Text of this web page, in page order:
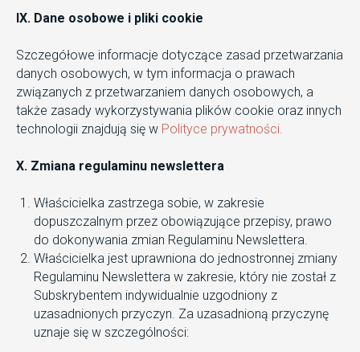
IX. Dane osobowe i pliki cookie
Szczegółowe informacje dotyczące zasad przetwarzania
danych osobowych, w tym informacja o prawach
związanych z przetwarzaniem danych osobowych, a
także zasady wykorzystywania plików cookie oraz innych
technologii znajdują się w Polityce prywatności.
X. Zmiana regulaminu newslettera
Właścicielka zastrzega sobie, w zakresie
dopuszczalnym przez obowiązujące przepisy, prawo
do dokonywania zmian Regulaminu Newslettera.
Właścicielka jest uprawniona do jednostronnej zmiany
Regulaminu Newslettera w zakresie, który nie został z
Subskrybentem indywidualnie uzgodniony z
uzasadnionych przyczyn. Za uzasadnioną przyczynę
uznaje się w szczególności: